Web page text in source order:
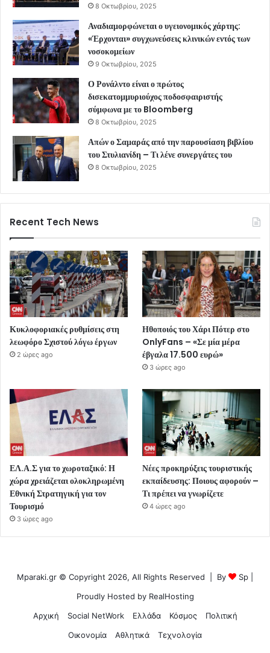
8 Οκτωβρίου, 2025
Αναδιαμορφώνεται ο υγειονομικός χάρτης:
«Έρχονται» συγχωνεύσεις κλινικών εντός των
νοσοκομείων
9 Οκτωβρίου, 2025
Ο Ρονάλντο είναι ο πρώτος
δισεκατομμυριούχος ποδοσφαιριστής
σύμφωνα με το Bloomberg
8 Οκτωβρίου, 2025
Απών ο Σαμαράς από την παρουσίαση βιβλίου
του Στυλιανίδη – Τι λένε συνεργάτες του
8 Οκτωβρίου, 2025
Recent Tech News
Κυκλοφοριακές ρυθμίσεις στη
λεωφόρο Σχιστού λόγω έργων
2 ώρες ago
Ηθοποιός του Χάρι Πότερ στο
OnlyFans – «Σε μία μέρα
έβγαλα 17.500 ευρώ»
3 ώρες ago
ΕΛ.Α.Σ για το χωροταξικό: Η
χώρα χρειάζεται ολοκληρωμένη
Εθνική Στρατηγική για τον
Τουρισμό
3 ώρες ago
Νέες προκηρύξεις τουριστικής
εκπαίδευσης: Ποιους αφορούν –
Τι πρέπει να γνωρίζετε
4 ώρες ago
Mparaki.gr © Copyright 2026, All Rights Reserved | By Sp
Proudly Hosted by RealHosting
Αρχική
Social NetWork Ελλάδα Κόσμος
Πολιτική
Οικονομία
Αθλητικά Τεχνολογία